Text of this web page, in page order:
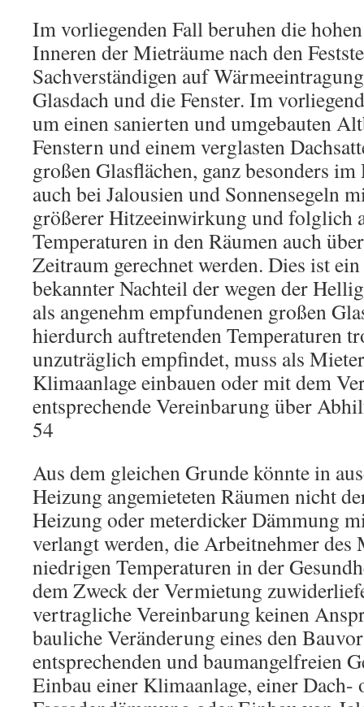
Im vorliegenden Fall beruhen die
Inneren der Mieträume nach den
Sachverständigen auf
Glasdach und die Fenster. Im
um einen sanierten und umgebauten
Fenstern und einem verglasten
großen Glasflächen, ganz besonders
auch bei Jalousien und Sonnensegeln
größerer Hitzeeinwirkung und folglich
Temperaturen in den Räumen auch
Zeitraum gerechnet werden. Dies ist
bekannter Nachteil der wegen der
als angenehm empfundenen großen
hierdurch auftretenden Temperaturen
unzuträglich empfindet, muss als
Klimaanlage einbauen oder mit dem
entsprechende Vereinbarung über
54
Aus dem gleichen Grunde könnte in
Heizung angemieteten Räumen nicht
Heizung oder meterdicker Dämmung
verlangt werden, die Arbeitnehmer des
niedrigen Temperaturen in der
dem Zweck der Vermietung
vertragliche Vereinbarung keinen
bauliche Veränderung eines den
entsprechenden und baumangelfreien
Einbau einer Klimaanlage, einer Dach-